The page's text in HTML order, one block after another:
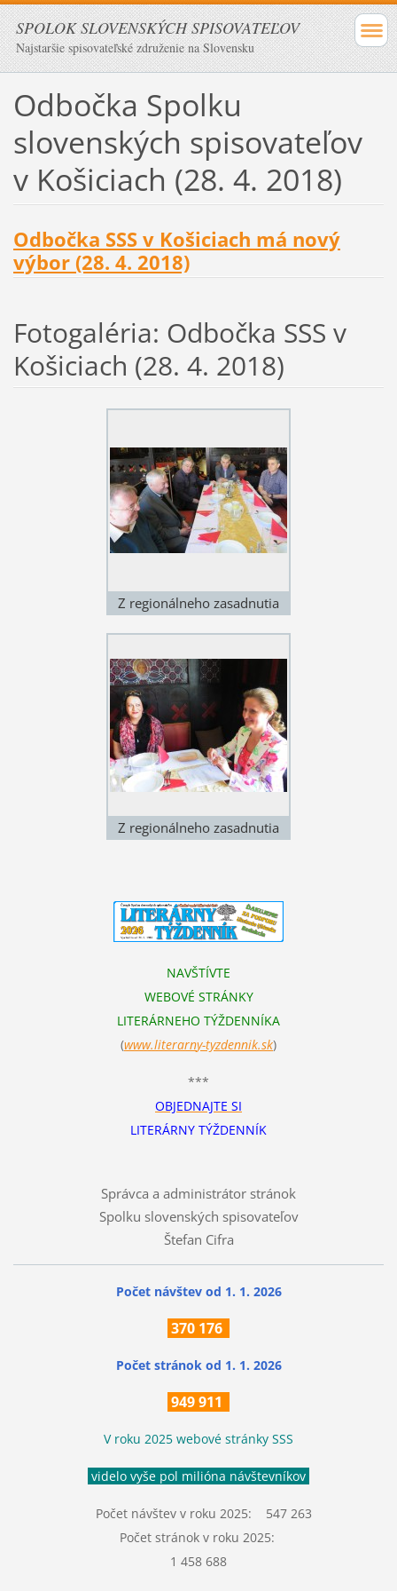
SPOLOK SLOVENSKÝCH SPISOVATEĽOV
Najstaršie spisovateľské združenie na Slovensku
Odbočka Spolku
slovenských spisovateľov
v Košiciach (28. 4. 2018)
Odbočka SSS v Košiciach má nový
výbor (28. 4. 2018)
Fotogaléria: Odbočka SSS v
Košiciach (28. 4. 2018)
Z regionálneho zasadnutia
apoštolov. Zľava: Alfonz
Lukačin, Miroslav Bielik, Jozef
Leščinský, Gebriel Németh,
Robert Hakala Foto: Štefan
Cifra
Z regionálneho zasadnutia
Gelvanicsová (vľavo) a Ingrid
Lukáčová. Foto: Štefan Cifra
NAVŠTÍVTE
WEBOVÉ STRÁNKY
LITERÁRNEHO TÝŽDENNÍKA
(www.literarny-tyzdennik.sk)
***
OBJEDNAJTE SI
LITERÁRNY TÝŽDENNÍK
Správca a administrátor stránok
Spolku slovenských spisovateľov
Štefan Cifra
Počet návštev od 1. 1. 2026
370 176
Počet stránok od 1. 1. 2026
949 911
V roku 2025 webové stránky SSS
videlo vyše pol milióna návštevníkov
Počet návštev v roku 2025: 547 263
Počet stránok v roku 2025:
1 458 688